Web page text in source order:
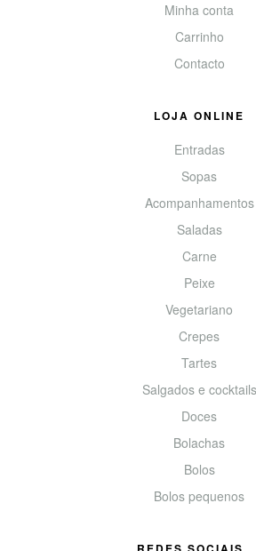
Minha conta
Carrinho
Contacto
LOJA ONLINE
Entradas
Sopas
Acompanhamentos
Saladas
Carne
Peixe
Vegetariano
Crepes
Tartes
Salgados e cocktails
Doces
Bolachas
Bolos
Bolos pequenos